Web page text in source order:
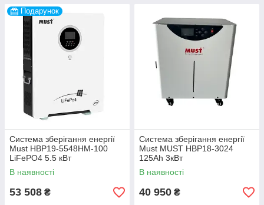
Подарунок
Система зберігання енергії
Must НВР19-5548НМ-100
LiFePO4 5.5 кВт
В наявності
53 508 ₴
Система зберігання енергії
Must MUST НВР18-3024
125Ah 3кВт
В наявності
40 950 ₴